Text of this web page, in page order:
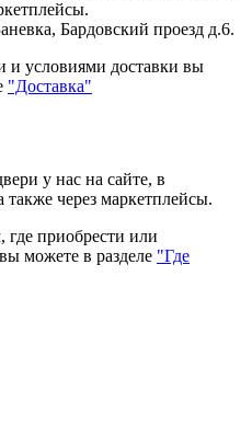
Бардовский проезд д.6.
и условиями доставки вы
"Доставка"
у нас на сайте, в
также через маркетплейсы.
где приобрести или
можете в разделе "Где